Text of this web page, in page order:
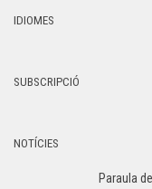
IDIOMES
SUBSCRIPCIÓ
NOTÍCIES
Paraula